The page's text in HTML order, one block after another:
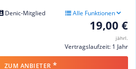
Denic-Mitglied Alle Funktionen
19,00 €
jährl.
Vertragslaufzeit: 1 Jahr
ZUM ANBIETER *